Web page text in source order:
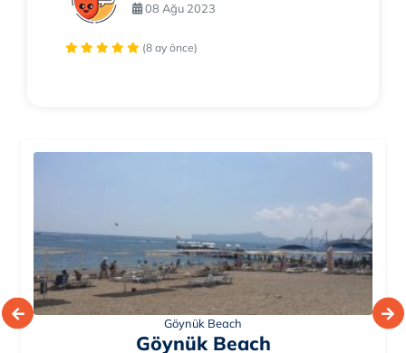
08 Ağu 2023
(8 ay önce)
Günübirlik Halk Plajı
Günübirlik Halk Plajı